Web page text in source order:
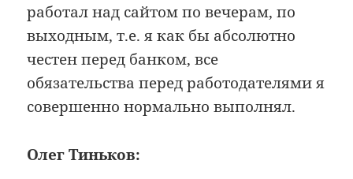
работал над сайтом по вечерам, по
выходным, т.е. я как бы абсолютно
честен перед банком, все
обязательства перед работодателями я
совершенно нормально выполнял.
Олег Тиньков: